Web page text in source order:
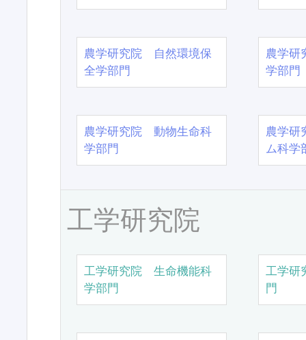
農学研究院 自然環境保
全学部門
農学
学部門
農学研究院 動物生命科
学部門
農学
ム科学
工学研究院
工学研究院 生命機能科
学部門
工学研
門